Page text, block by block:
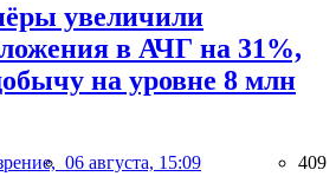
увеличили
в АЧГ на 31%,
на уровне 8 млн
06 августа, 15:09 409